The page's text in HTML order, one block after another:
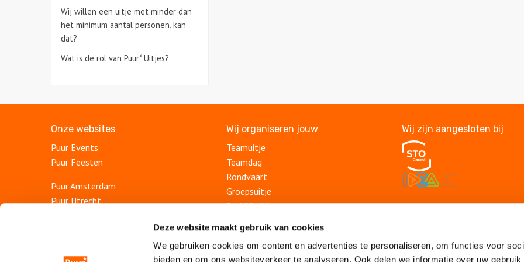
Deze website maakt gebruik van cookies
We gebruiken cookies om content en advertenties te personaliseren, om functies voor
bieden en om ons websiteverkeer te analyseren. Ook delen we informatie over uw gebruik
Wij willen een uitje met minder dan
het minimum aantal personen, kan
dat?
Wat is de rol van Puur* Uitjes?
Onze websites
Puur Events
Puur Feesten
Puur Amsterdam
Puur Utrecht
Wij organiseren jouw
Teamuitje
Teamdag
Rondvaart
Groepsuitje
Bedrijfsuitje
Afdelingsuitje
Personeelsuitje
Wij zijn aangesloten bij
Privacy statement
Vacatures